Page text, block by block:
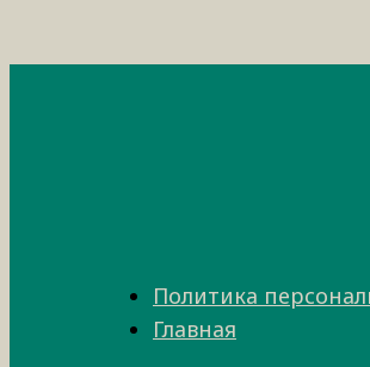
Политика
Главная